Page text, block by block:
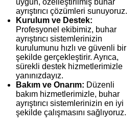
ayrıştırıcı çözümleri sunuyoruz.
Kurulum ve Destek:
Profesyonel ekibimiz, buhar
ayrıştırıcı sistemlerinizin
kurulumunu hızlı ve güvenli bir
şekilde gerçekleştirir. Ayrıca,
sürekli destek hizmetlerimizle
yanınızdayız.
Bakım ve Onarım: Düzenli
bakım hizmetlerimizle, buhar
ayrıştırıcı sistemlerinizin en iyi
şekilde çalışmasını sağlıyoruz.